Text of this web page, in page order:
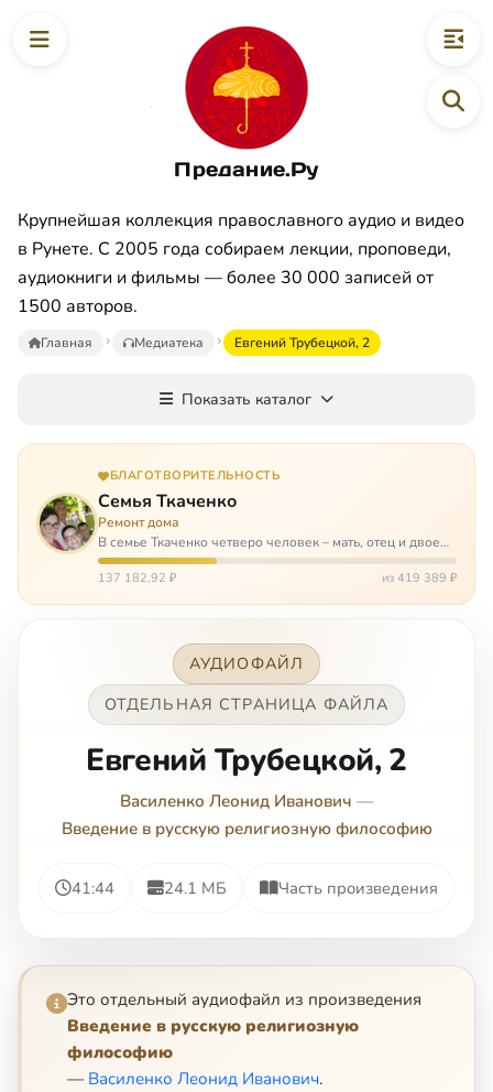
Предание.Ру
Крупнейшая коллекция православного аудио и видео
в Рунете. С 2005 года собираем лекции, проповеди,
аудиокниги и фильмы — более 30 000 записей от
1500 авторов.
Главная Медиатека Евгений Трубецкой, 2
Показать каталог
БЛАГОТВОРИТЕЛЬНОСТЬ
Семья Ткаченко
Ремонт дома
В семье Ткаченко четверо человек – мать, отец и двое
сыновей. И это семья – крепость. У них столько проблем
и бед, что хватило бы на много семей. Трое из четверых
137 182,92 ₽ из 419 389 ₽
АУДИОФАЙЛ
ОТДЕЛЬНАЯ СТРАНИЦА ФАЙЛА
Евгений Трубецкой, 2
Василенко Леонид Иванович —
Введение в русскую религиозную философию
41:44 24.1 МБ Часть произведения
Это отдельный аудиофайл из произведения
Введение в русскую религиозную
философию
— Василенко Леонид Иванович.